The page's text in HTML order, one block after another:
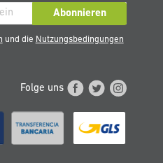
Abonnieren
und die Nutzungsbedingungen
Folge uns